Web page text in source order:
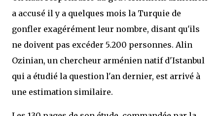
a accusé il y a quelques mois la Turquie de
gonfler exagérément leur nombre, disant qu'ils
ne doivent pas excéder 5.200 personnes. Alin
Ozinian, un chercheur arménien natif d'Istanbul
qui a étudié la question l'an dernier, est arrivé à
une estimation similaire.